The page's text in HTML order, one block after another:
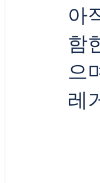
아
함
으
레